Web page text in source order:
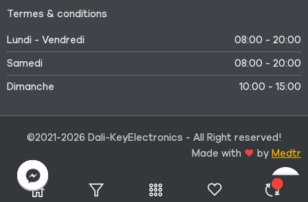
Termes & conditions
Lundi - Vendredi
08:00 - 20:00
Samedi
08:00 - 20:00
Dimanche
10:00 - 15:00
©2021-2026 Dali-KeyElectronics - All Right reserved!
Made with
by Medtr